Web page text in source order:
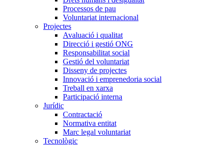
Processos de pau
Voluntariat internacional
Projectes
Avaluació i qualitat
Direcció i gestió ONG
Responsabilitat social
Gestió del voluntariat
Disseny de projectes
Innovació i emprenedoria social
Treball en xarxa
Participació interna
Jurídic
Contractació
Normativa entitat
Marc legal voluntariat
Tecnològic